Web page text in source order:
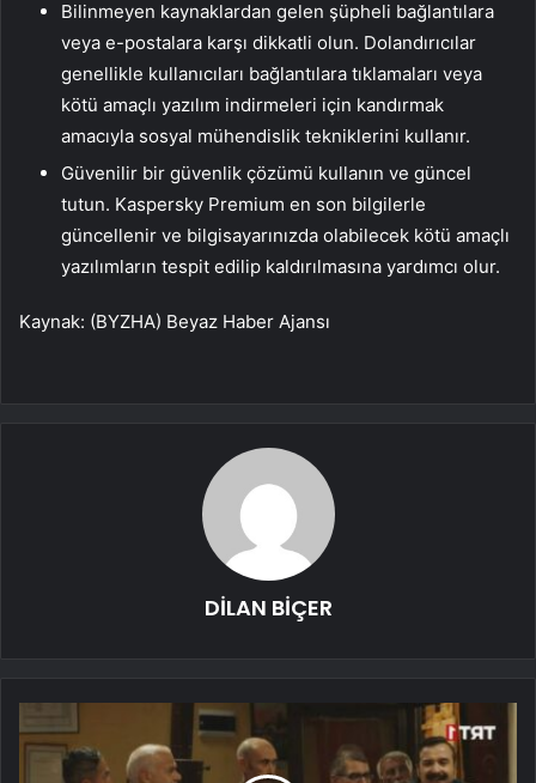
Bilinmeyen kaynaklardan gelen şüpheli bağlantılara
veya e-postalara karşı dikkatli olun. Dolandırıcılar
genellikle kullanıcıları bağlantılara tıklamaları veya
kötü amaçlı yazılım indirmeleri için kandırmak
amacıyla sosyal mühendislik tekniklerini kullanır.
Güvenilir bir güvenlik çözümü kullanın ve güncel
tutun. Kaspersky Premium en son bilgilerle
güncellenir ve bilgisayarınızda olabilecek kötü amaçlı
yazılımların tespit edilip kaldırılmasına yardımcı olur.
Kaynak: (BYZHA) Beyaz Haber Ajansı
DİLAN BİÇER